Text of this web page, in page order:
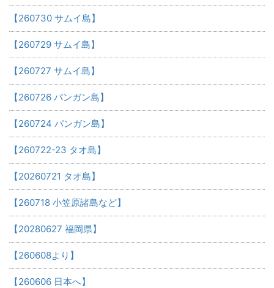
【260730 サムイ島】
【260729 サムイ島】
【260727 サムイ島】
【260726 パンガン島】
【260724 パンガン島】
【260722-23 タオ島】
【20260721 タオ島】
【260718 小笠原諸島など】
【20280627 福岡県】
【260608より】
【260606 日本へ】